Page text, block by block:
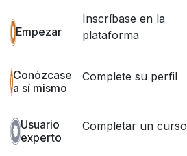
Empezar
Inscríbase en la
plataforma
Conózcase
a sí mismo
Complete su perfil
Usuario
experto
Completar un curso